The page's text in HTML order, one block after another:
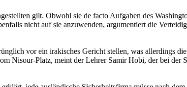
gilt. Obwohl sie de facto Aufgaben des
nicht auf sie anzuwenden, argumentiert die
vor ein irakisches Gericht stellen, was allerdings
Nisour-Platz, meint der Lehrer Samir Hobi, der bei